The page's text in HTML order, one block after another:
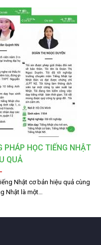
PHÁP HỌC TIẾNG NHẬT
QUẢ
Nhật cơ bản hiệu quả cùng
Nhật là một…